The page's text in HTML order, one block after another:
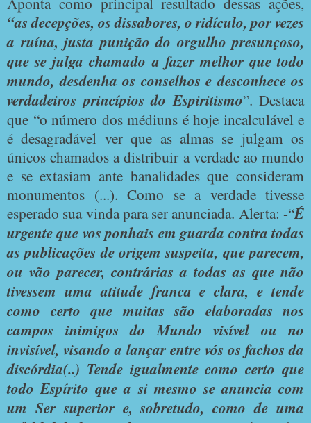
“as decepções, os dissabores, o ridículo, por vezes
a ruína, justa punição do orgulho presunçoso,
que se julga chamado a fazer melhor que todo
mundo, desdenha os conselhos e desconhece os
verdadeiros princípios do Espiritismo”. Destaca
que “o número dos médiuns é hoje incalculável e
é desagradável ver que as almas se julgam os
únicos chamados a distribuir a verdade ao mundo
e se extasiam ante banalidades que consideram
monumentos (...). Como se a verdade tivesse
esperado sua vinda para ser anunciada. Alerta: -“É
urgente que vos ponhais em guarda contra todas
as publicações de origem suspeita, que parecem,
ou vão parecer, contrárias a todas as que não
tivessem uma atitude franca e clara, e tende
como certo que muitas são elaboradas nos
campos inimigos do Mundo visível ou no
invisível, visando a lançar entre vós os fachos da
discórdia(..) Tende igualmente como certo que
todo Espírito que a si mesmo se anuncia com
um Ser superior e, sobretudo, como de uma